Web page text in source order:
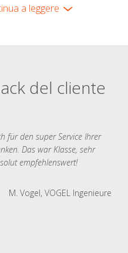
a leggere
del cliente
für den super Service Ihrer
Das war Klasse, sehr
empfehlenswert!
M. Vogel, VOGEL Ingenieure